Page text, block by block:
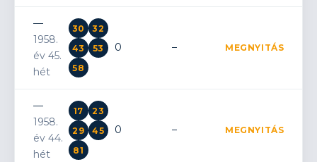
—
1958.
év 45.
hét
30
32
43
53
58
0 – MEGNYITÁS
—
1958.
év 44.
hét
17
23
29
45
81
0 – MEGNYITÁS